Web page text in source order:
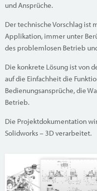
und Ansprüche.
Der technische Vorschlag ist
Applikation, immer unter
des problemlosen Betrieb
Die konkrete Lösung ist von
auf die Einfachheit die
Bedienungsansprüche, die
Betrieb.
Die Projektdokumentation
Solidworks – 3D verarbeitet.